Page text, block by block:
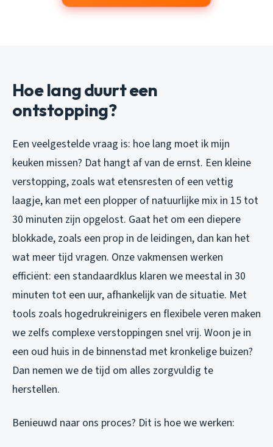
Hoe lang duurt een
ontstopping?
Een veelgestelde vraag is: hoe lang moet ik mijn
keuken missen? Dat hangt af van de ernst. Een kleine
verstopping, zoals wat etensresten of een vettig
laagje, kan met een plopper of natuurlijke mix in 15 tot
30 minuten zijn opgelost. Gaat het om een diepere
blokkade, zoals een prop in de leidingen, dan kan het
wat meer tijd vragen. Onze vakmensen werken
efficiënt: een standaardklus klaren we meestal in 30
minuten tot een uur, afhankelijk van de situatie. Met
tools zoals hogedrukreinigers en flexibele veren maken
we zelfs complexe verstoppingen snel vrij. Woon je in
een oud huis in de binnenstad met kronkelige buizen?
Dan nemen we de tijd om alles zorgvuldig te
herstellen.
Benieuwd naar ons proces? Dit is hoe we werken: